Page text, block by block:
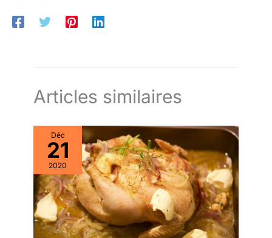
Articles similaires
Déc
21
2020